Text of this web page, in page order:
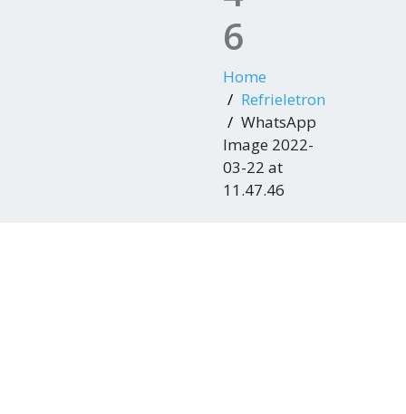
6
Home
Refrieletron
WhatsApp
Image 2022-
03-22 at
11.47.46